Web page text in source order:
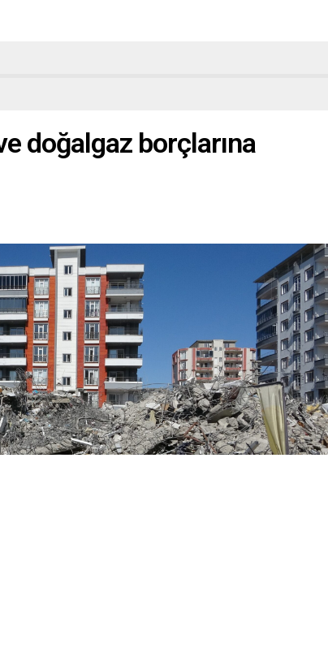
doğalgaz borçlarına